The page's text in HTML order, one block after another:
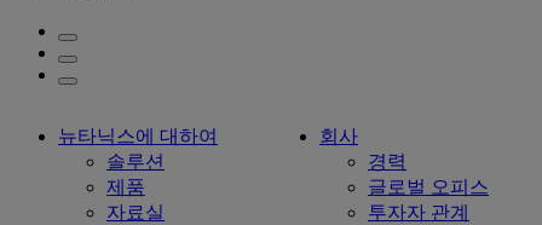
뉴타닉스에 대하여
솔루션
제품
자료실
회사
경력
글로벌 오피스
투자자 관계